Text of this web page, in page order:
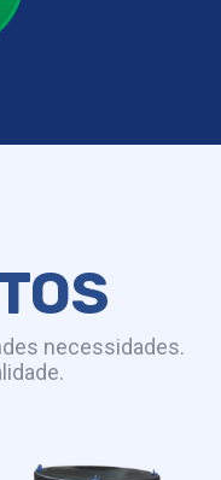
necessidades.